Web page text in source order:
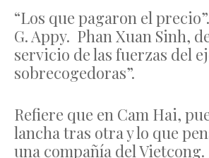
“Los que pagaron el
G. Appy. Phan Xuan Sinh,
servicio de las fuerzas del
sobrecogedoras”.
Refiere que en Cam Hai,
lancha tras otra y lo que
una compañía del Vietcong.